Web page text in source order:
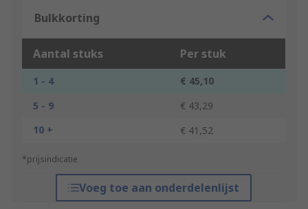
Bulkkorting
Aantal stuks Per stuk
1 - 4
€ 45,10
5 - 9
€ 43,29
10 +
€ 41,52
*prijsindicatie
Voeg toe aan onderdelenlijst